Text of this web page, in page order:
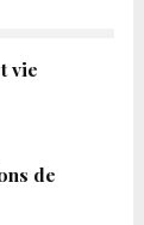
vie
de